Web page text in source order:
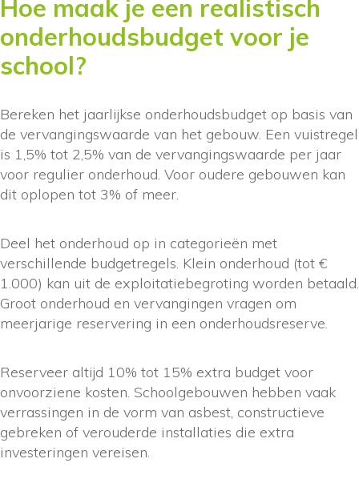
Hoe maak je een realistisch
onderhoudsbudget voor je
school?
Bereken het jaarlijkse onderhoudsbudget op basis van
de vervangingswaarde van het gebouw. Een vuistregel
is 1,5% tot 2,5% van de vervangingswaarde per jaar
voor regulier onderhoud. Voor oudere gebouwen kan
dit oplopen tot 3% of meer.
Deel het onderhoud op in categorieën met
verschillende budgetregels. Klein onderhoud (tot €
1.000) kan uit de exploitatiebegroting worden betaald.
Groot onderhoud en vervangingen vragen om
meerjarige reservering in een onderhoudsreserve.
Reserveer altijd 10% tot 15% extra budget voor
onvoorziene kosten. Schoolgebouwen hebben vaak
verrassingen in de vorm van asbest, constructieve
gebreken of verouderde installaties die extra
investeringen vereisen.